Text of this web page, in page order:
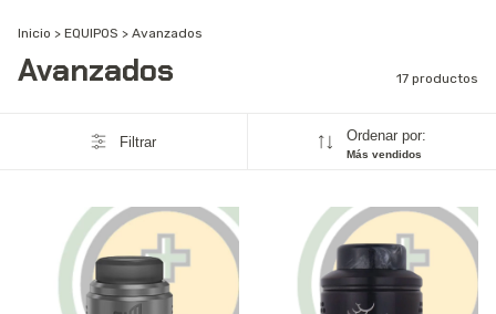
Inicio > EQUIPOS > Avanzados
Avanzados 17 productos
Filtrar Ordenar por:
Más vendidos